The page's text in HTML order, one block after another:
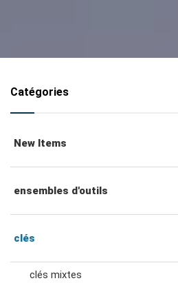
Catégories
New Items
ensembles d'outils
clés
clés mixtes